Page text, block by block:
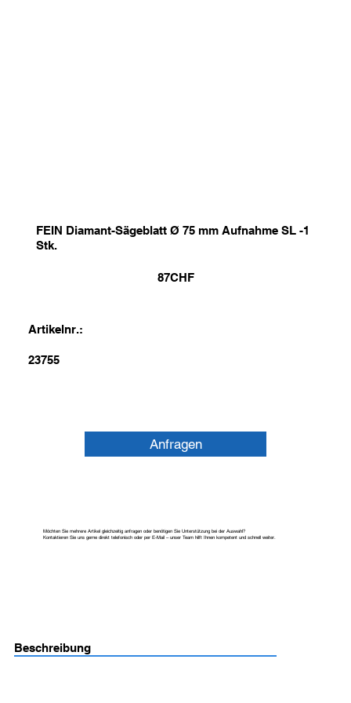
FEIN Diamant-Sägeblatt Ø 75 mm Aufnahme SL -1
Stk.
87CHF
Artikelnr.:
23755
Anfragen
Möchten Sie mehrere Artikel gleichzeitig anfragen oder benötigen Sie Unterstützung bei der Auswahl?
Kontaktieren Sie uns gerne direkt telefonisch oder per E-Mail – unser Team hilft Ihnen kompetent und schnell weiter.
Beschreibung